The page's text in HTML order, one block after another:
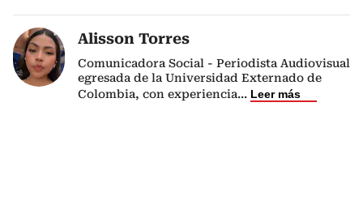
Alisson Torres
Comunicadora Social - Periodista Audiovisual
egresada de la Universidad Externado de
Colombia, con experiencia... Leer más